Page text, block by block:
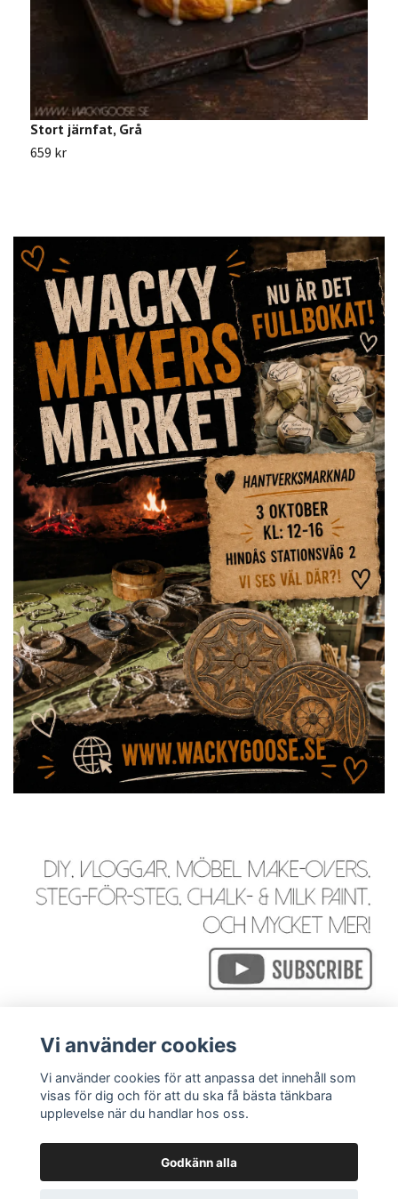
Stort järnfat, Grå
659 kr
Läs mer
Vi använder cookies
Vi använder cookies för att anpassa det innehåll som
visas för dig och för att du ska få bästa tänkbara
upplevelse när du handlar hos oss.
Godkänn alla